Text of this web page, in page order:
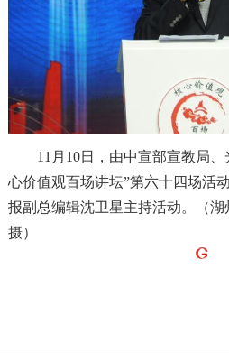
11月10日，由中宣部宣教局、
心价值观百场讲坛”第六十四场活
报副总编辑沈卫星主持活动。（
摄）